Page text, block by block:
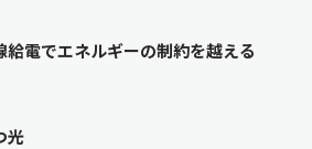
給電でエネルギーの制約を越える
光